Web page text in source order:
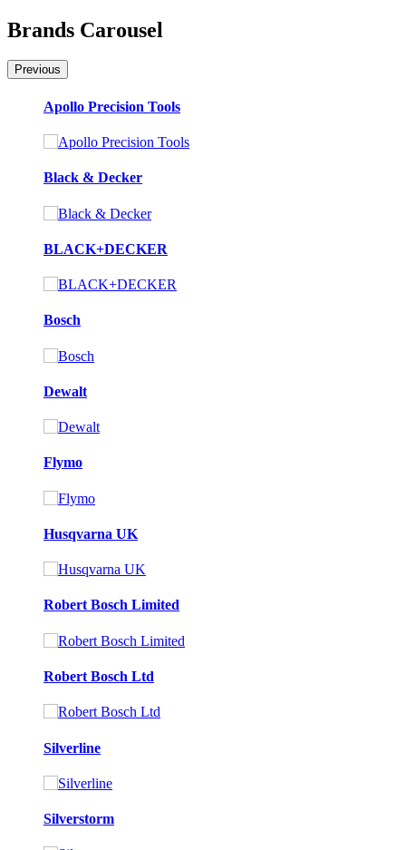
Brands Carousel
Previous
Apollo Precision Tools
Black & Decker
BLACK+DECKER
Bosch
Dewalt
Flymo
Husqvarna UK
Robert Bosch Limited
Robert Bosch Ltd
Silverline
Silverstorm